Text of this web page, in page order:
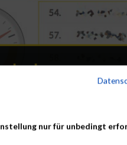
nur für unbedingt